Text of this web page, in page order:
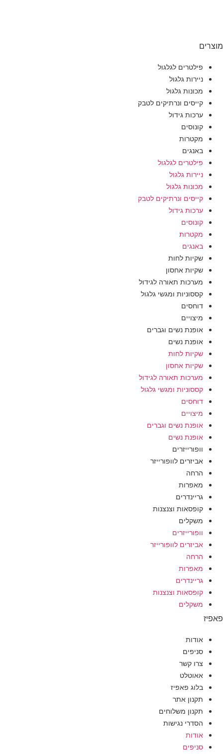
פילטרים לגלגול
ניירות גלגול
מכונות גלגול
קייסים ונרתיקים לטבק
ערכות גידול
קונוסים
מקטרות
באנגים
פילטרים לגלגול
ניירות גלגול
מכונות גלגול
קייסים ונרתיקים לטבק
ערכות גידול
קונוסים
מקטרות
באנגים
שקיות לחות
שקיות אחסון
מערכות תאורה לגידול
קססוניות ומגשי גלגול
דוחסים
מיצויים
אופנת נשים וגברים
אופנת נשים
שקיות לחות
שקיות אחסון
מערכות תאורה לגידול
קססוניות ומגשי גלגול
דוחסים
מיצויים
אופנת נשים וגברים
אופנת נשים
וופורייזרים
אביזרים לוופורייזר
הרחה
מאפרות
גריינדרים
קופסאות וצנצנות
משקלים
וופורייזרים
אביזרים לוופורייזר
הרחה
מאפרות
גריינדרים
קופסאות וצנצנות
משקלים
אודות
סניפים
צרו קשר
אאוטלט
בלוג פאפיז
תקנון אתר
תקנון משלוחים
הסדרי נגישות
אודות
סניפים